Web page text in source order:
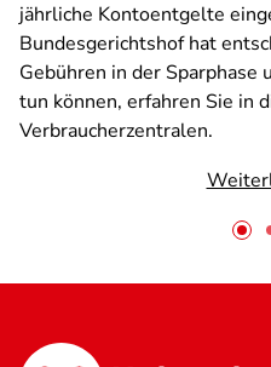
jährliche Kontoentgelte
Bundesgerichtshof hat
Gebühren in der Sparphase
tun können, erfahren Sie in
Verbraucherzentralen.